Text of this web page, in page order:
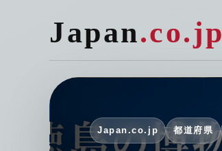
Japan.co.jp
Japan.co.jp 都道府県